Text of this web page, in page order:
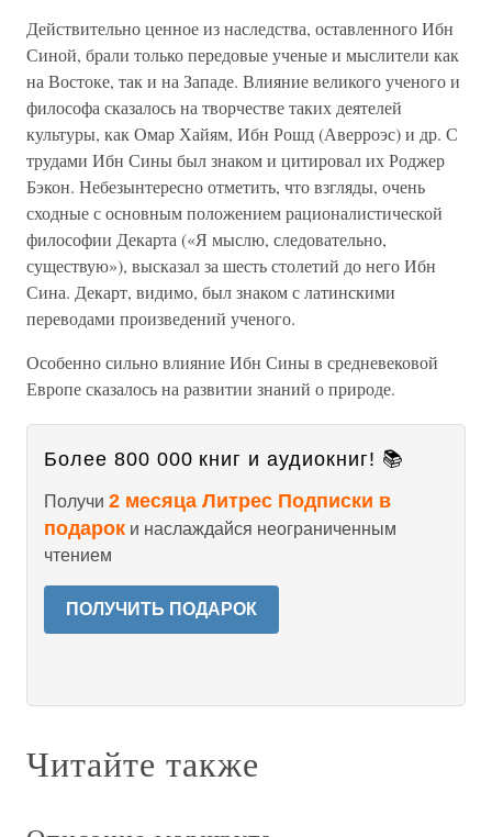
Действительно ценное из наследства, оставленного Ибн
Синой, брали только передовые ученые и мыслители как
на Востоке, так и на Западе. Влияние великого ученого и
философа сказалось на творчестве таких деятелей
культуры, как Омар Хайям, Ибн Рошд (Аверроэс) и др. С
трудами Ибн Сины был знаком и цитировал их Роджер
Бэкон. Небезынтересно отметить, что взгляды, очень
сходные с основным положением рационалистической
философии Декарта («Я мыслю, следовательно,
существую»), высказал за шесть столетий до него Ибн
Сина. Декарт, видимо, был знаком с латинскими
переводами произведений ученого.
Особенно сильно влияние Ибн Сины в средневековой
Европе сказалось на развитии знаний о природе.
Более 800 000 книг и аудиокниг! 📚
Получи 2 месяца Литрес Подписки в
подарок и наслаждайся неограниченным
чтением
ПОЛУЧИТЬ ПОДАРОК
Читайте также